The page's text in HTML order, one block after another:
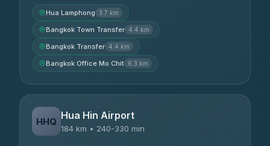
Hua Lamphong 3.7 km
Bangkok Town Transfer 4.4 km
Bangkok Transfer 4.4 km
Bangkok Office Mo Chit 6.3 km
HHQ Hua Hin Airport
184 km • 240-330 min